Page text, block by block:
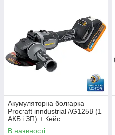
Акумуляторна болгарка
Procraft inndustrial AG125B (1
АКБ і ЗП) + Кейс
В наявності